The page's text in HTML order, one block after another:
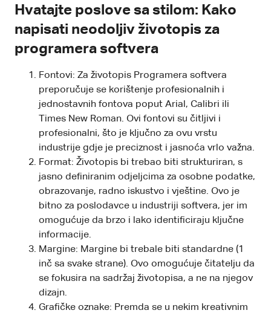
Hvatajte poslove sa stilom: Kako
napisati neodoljiv životopis za
programera softvera
Fontovi: Za životopis Programera softvera
preporučuje se korištenje profesionalnih i
jednostavnih fontova poput Arial, Calibri ili
Times New Roman. Ovi fontovi su čitljivi i
profesionalni, što je ključno za ovu vrstu
industrije gdje je preciznost i jasnoća vrlo važna.
Format: Životopis bi trebao biti strukturiran, s
jasno definiranim odjeljcima za osobne podatke,
obrazovanje, radno iskustvo i vještine. Ovo je
bitno za poslodavce u industriji softvera, jer im
omogućuje da brzo i lako identificiraju ključne
informacije.
Margine: Margine bi trebale biti standardne (1
inč sa svake strane). Ovo omogućuje čitatelju da
se fokusira na sadržaj životopisa, a ne na njegov
dizajn.
Grafičke oznake: Premda se u nekim kreativnim